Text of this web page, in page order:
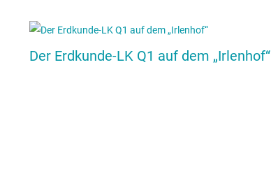
Der Erdkunde-LK Q1 auf dem „Irlenhof“